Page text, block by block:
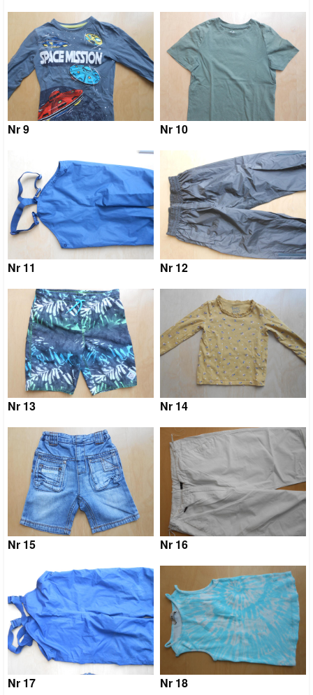
Nr 9 Nr 10
Nr 11 Nr 12
Nr 13 Nr 14
Nr 15 Nr 16
Nr 17 Nr 18